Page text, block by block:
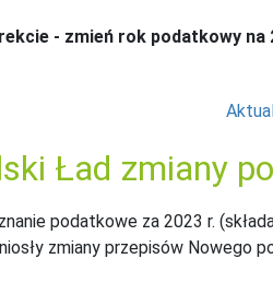
- zmień rok podatkowy na
Ład zmiany
podatkowe za 2023 r.
zmiany przepisów Nowego